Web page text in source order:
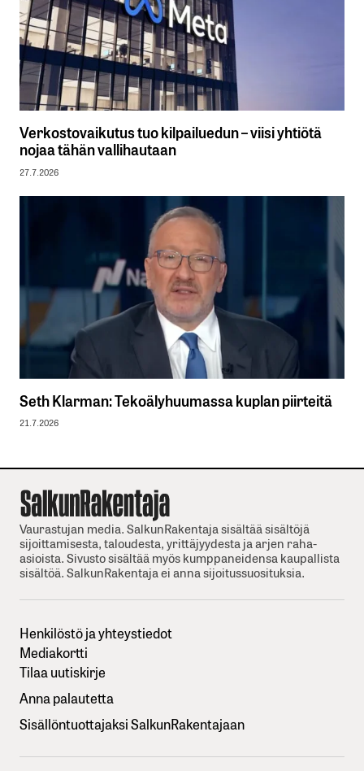
Verkostovaikutus tuo kilpailuedun – viisi yhtiötä
nojaa tähän vallihautaan
27.7.2026
Seth Klarman: Tekoälyhuumassa kuplan piirteitä
21.7.2026
Vaurastujan media. SalkunRakentaja sisältää sisältöjä
sijoittamisesta, taloudesta, yrittäjyydesta ja arjen raha-
asioista. Sivusto sisältää myös kumppaneidensa kaupallista
sisältöä. SalkunRakentaja ei anna sijoitussuosituksia.
Henkilöstö ja yhteystiedot
Mediakortti
Tilaa uutiskirje
Anna palautetta
Sisällöntuottajaksi SalkunRakentajaan